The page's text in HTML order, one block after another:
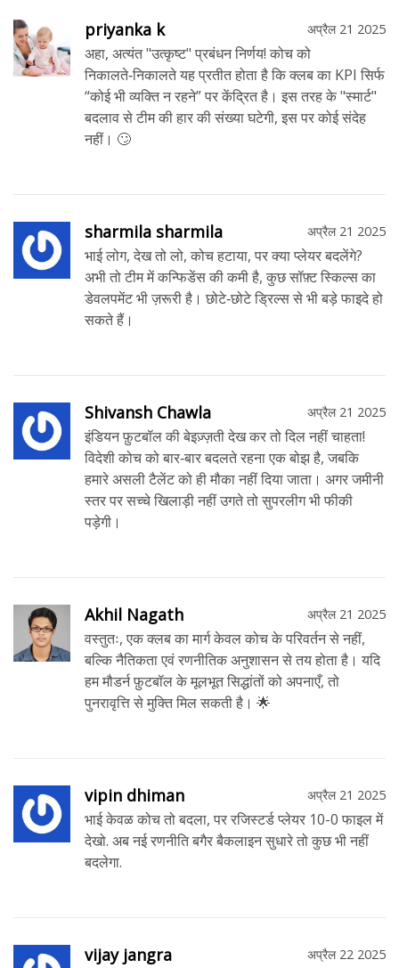
priyanka k अप्रैल 21 2025
अहा, अत्यंत "उत्कृष्ट" प्रबंधन निर्णय! कोच को
निकालते‑निकालते यह प्रतीत होता है कि क्लब का KPI सिर्फ
“कोई भी व्यक्ति न रहने” पर केंद्रित है। इस तरह के "स्मार्ट"
बदलाव से टीम की हार की संख्या घटेगी, इस पर कोई संदेह
नहीं। 🙄
sharmila sharmila अप्रैल 21 2025
भाई लोग, देख तो लो, कोच हटाया, पर क्या प्लेयर बदलेंगे?
अभी तो टीम में कन्फिडेंस की कमी है, कुछ सॉफ़्ट स्किल्स का
डेवलपमेंट भी ज़रूरी है। छोटे‑छोटे ड्रिल्स से भी बड़े फाइदे हो
सकते हैं।
Shivansh Chawla अप्रैल 21 2025
इंडियन फ़ुटबॉल की बेइज़्ज़ती देख कर तो दिल नहीं चाहता!
विदेशी कोच को बार‑बार बदलते रहना एक बोझ है, जबकि
हमारे असली टैलेंट को ही मौका नहीं दिया जाता। अगर जमीनी
स्तर पर सच्चे खिलाड़ी नहीं उगते तो सुपरलीग भी फीकी
पड़ेगी।
Akhil Nagath अप्रैल 21 2025
वस्तुतः, एक क्लब का मार्ग केवल कोच के परिवर्तन से नहीं,
बल्कि नैतिकता एवं रणनीतिक अनुशासन से तय होता है। यदि
हम मौडर्न फ़ुटबॉल के मूलभूत सिद्धांतों को अपनाएँ, तो
पुनरावृत्ति से मुक्ति मिल सकती है। 🌟
vipin dhiman अप्रैल 21 2025
भाई केवळ कोच तो बदला, पर रजिस्टर्ड प्लेयर 10-0 फाइल में
देखो. अब नई रणनीति बगैर बैकलाइन सुधारे तो कुछ भी नहीं
बदलेगा.
vijay jangra अप्रैल 22 2025